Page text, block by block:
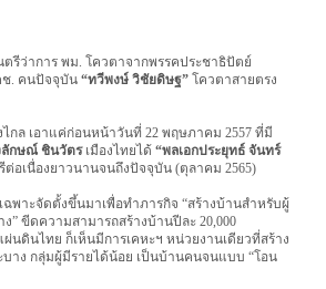
ตรีว่าการ พม. โควตาจากพรรคประชาธิปัตย์
ช. คนปัจจุบัน “ทวีพงษ์ วิชัยดิษฐ” โควตาสายตรง
กล เอาแค่ก่อนหน้าวันที่ 22 พฤษภาคม 2557 ที่มี
ลักษณ์ ชินวัตรเมืองไทยได้ “พลเอกประยุทธ์ จันทร์
ต่อเนื่องยาวนานจนถึงปัจจุบัน (ตุลาคม 2565)
ฉพาะจัดตั้งขึ้นมาเพื่อทำภารกิจ “สร้างบ้านสำหรับผู้
” ขีดความสามารถสร้างบ้านปีละ 20,000
นดินไทย ก็เห็นมีการเคหะฯ หน่วยงานเดียวที่สร้าง
าง กลุ่มผู้มีรายได้น้อย เป็นบ้านคนจนแบบ “โอน